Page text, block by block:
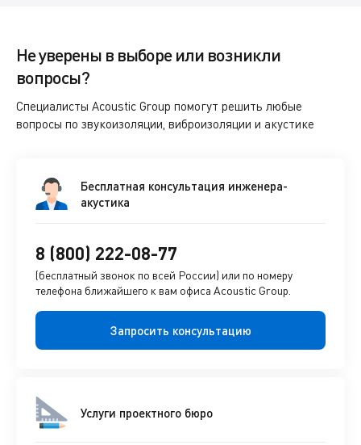
Не уверены в выборе или возникли
вопросы?
Специалисты Acoustic Group помогут решить любые
вопросы по звукоизоляции, виброизоляции и акустике
Бесплатная консультация инженера-
акустика
8 (800) 222-08-77
(бесплатный звонок по всей России) или по номеру
телефона ближайшего к вам офиса Acoustic Group.
Запросить консультацию
Услуги проектного бюро